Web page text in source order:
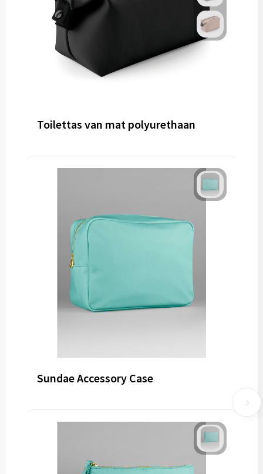
Toilettas van mat polyurethaan
Sundae Accessory Case